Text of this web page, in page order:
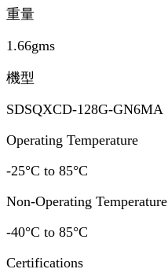
重量
1.66gms
機型
SDSQXCD-128G-GN6MA
Operating Temperature
-25°C to 85°C
Non-Operating Temperature
-40°C to 85°C
Certifications